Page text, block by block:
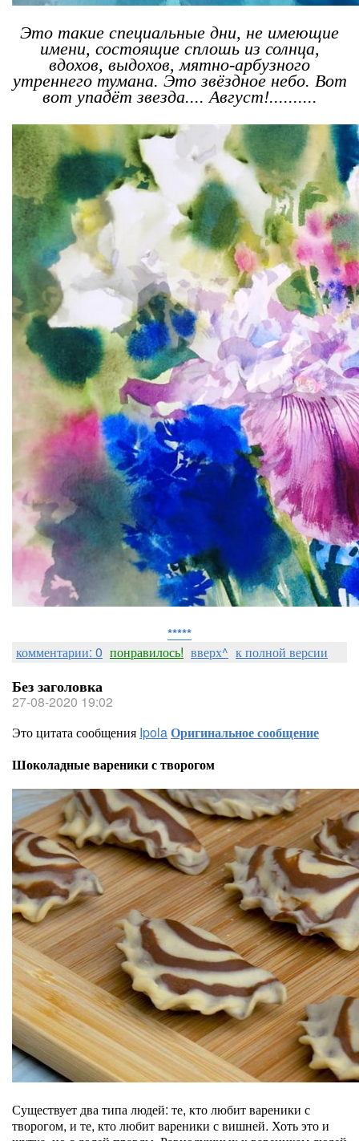
Это такие специальные дни, не имеющие
имени, состоящие сплошь из солнца,
вдохов, выдохов, мятно-арбузного
утреннего тумана. Это звёздное небо. Вот
вот упадёт звезда.... Август!..........
*****
комментарии: 0 понравилось! вверх^ к полной версии
Без заголовка
27-08-2020 19:02
Это цитата сообщения IpolaОригинальное сообщение
Шоколадные вареники с творогом
Существует два типа людей: те, кто любит вареники с
творогом, и те, кто любит вареники с вишней. Хоть это и